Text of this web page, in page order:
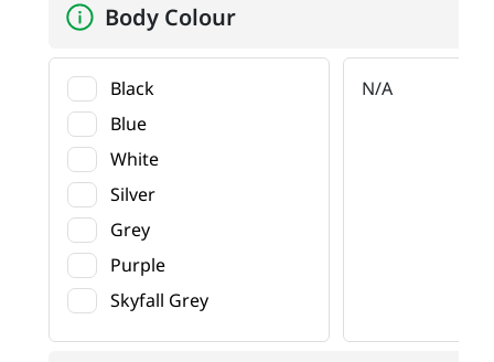
Body Colour
Black
Blue
White
Silver
Grey
Purple
Skyfall Grey
N/A